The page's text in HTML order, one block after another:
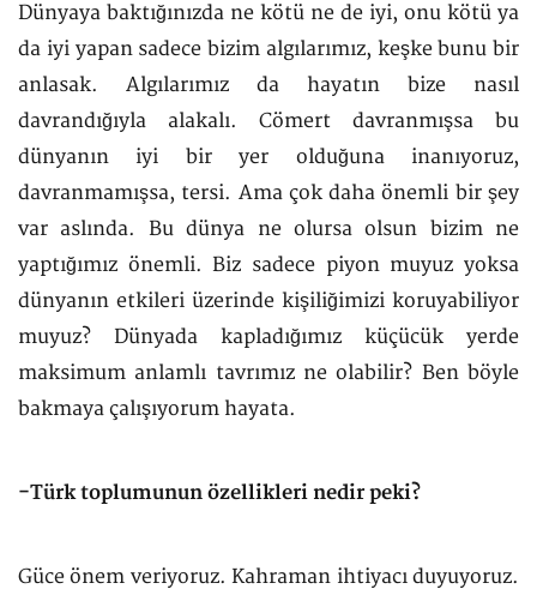
Dünyaya baktığınızda ne kötü ne de iyi, onu kötü ya
da iyi yapan sadece bizim algılarımız, keşke bunu bir
anlasak. Algılarımız da hayatın bize nasıl
davrandığıyla alakalı. Cömert davranmışsa bu
dünyanın iyi bir yer olduğuna inanıyoruz,
davranmamışsa, tersi. Ama çok daha önemli bir şey
var aslında. Bu dünya ne olursa olsun bizim ne
yaptığımız önemli. Biz sadece piyon muyuz yoksa
dünyanın etkileri üzerinde kişiliğimizi koruyabiliyor
muyuz? Dünyada kapladığımız küçücük yerde
maksimum anlamlı tavrımız ne olabilir? Ben böyle
bakmaya çalışıyorum hayata.
-Türk toplumunun özellikleri nedir peki?
Güce önem veriyoruz. Kahraman ihtiyacı duyuyoruz.